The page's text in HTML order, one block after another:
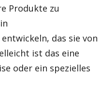
Produkte zu
das sie von
ist das eine
oder ein spezielles